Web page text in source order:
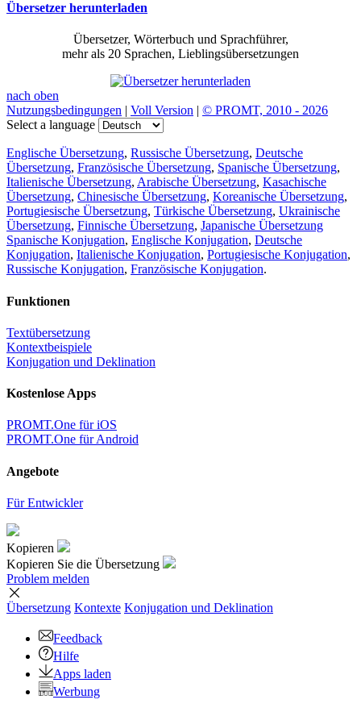
Übersetzer herunterladen
Übersetzer, Wörterbuch und Sprachführer,
mehr als 20 Sprachen, Lieblingsübersetzungen
nach oben
Nutzungsbedingungen | Voll Version | © PROMT, 2010 - 2026
Select a language
Englische Übersetzung, Russische Übersetzung, Deutsche
Übersetzung, Französische Übersetzung, Spanische Übersetzung,
Italienische Übersetzung, Arabische Übersetzung, Kasachische
Übersetzung, Chinesische Übersetzung, Koreanische Übersetzung,
Portugiesische Übersetzung, Türkische Übersetzung, Ukrainische
Übersetzung, Finnische Übersetzung, Japanische Übersetzung
Spanische Konjugation, Englische Konjugation, Deutsche
Konjugation, Italienische Konjugation, Portugiesische Konjugation,
Russische Konjugation, Französische Konjugation.
Funktionen
Textübersetzung
Kontextbeispiele
Konjugation und Deklination
Kostenlose Apps
PROMT.One für iOS
PROMT.One für Android
Angebote
Für Entwickler
Kopieren
Kopieren Sie die Übersetzung
Problem melden
Übersetzung Kontexte Konjugation und Deklination
Feedback
Hilfe
Apps laden
Werbung